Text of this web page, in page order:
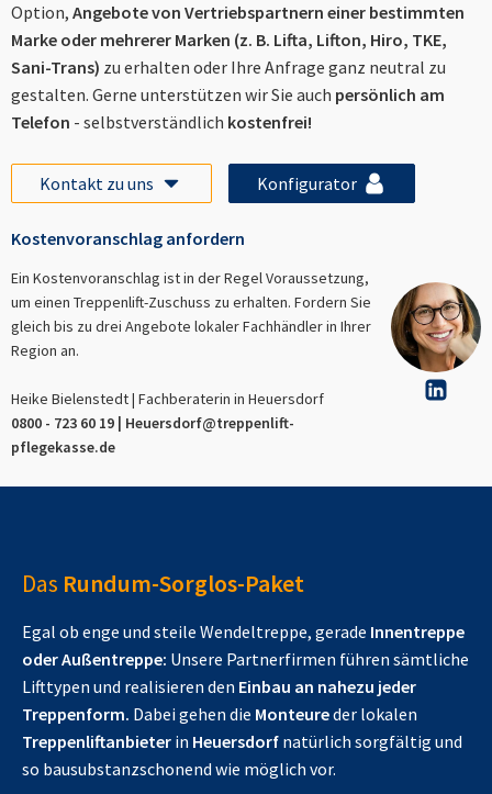
Option, Angebote von Vertriebspartnern einer bestimmten
Marke oder mehrerer Marken (z. B. Lifta, Lifton, Hiro, TKE,
Sani-Trans) zu erhalten oder Ihre Anfrage ganz neutral zu
gestalten. Gerne unterstützen wir Sie auch persönlich am
Telefon - selbstverständlich kostenfrei!
Kontakt zu uns Konfigurator
Kostenvoranschlag anfordern
Ein Kostenvoranschlag ist in der Regel Voraussetzung,
um einen Treppenlift-Zuschuss zu erhalten. Fordern Sie
gleich bis zu drei Angebote lokaler Fachhändler in Ihrer
Region an.
Heike Bielenstedt | Fachberaterin in Heuersdorf
0800 - 723 60 19 | Heuersdorf@treppenlift-
pflegekasse.de
Das Rundum-Sorglos-Paket
Egal ob enge und steile Wendeltreppe, gerade Innentreppe
oder Außentreppe: Unsere Partnerfirmen führen sämtliche
Lifttypen und realisieren den Einbau an nahezu jeder
Treppenform. Dabei gehen die Monteureder lokalen
Treppenliftanbieter in Heuersdorf natürlich sorgfältig und
so bausubstanzschonend wie möglich vor.